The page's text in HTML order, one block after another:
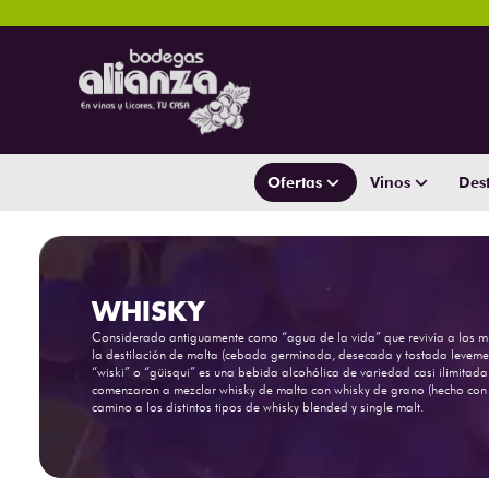
Ofertas Vinos
WHISKY
Considerado antiguamente como “agua de la vida” que revivía a los
la destilación de malta (cebada germinada, desecada y tostada
“wiski” o “güisqui” es una bebida alcohólica de variedad casi
comenzaron a mezclar whisky de malta con whisky de grano (hecho
camino a los distintos tipos de whisky blended y single malt.